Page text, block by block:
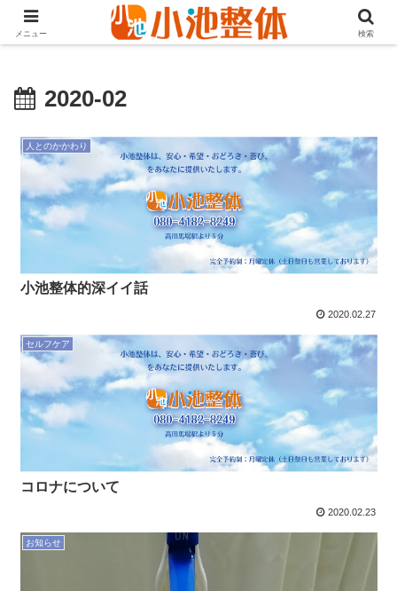
ＪＲ山手線高田馬場駅より徒歩3分・早稲田・新大久保からも至近
2020-02
人とのかかわり
小池整体的深イイ話
2020.02.27
セルフケア
コロナについて
2020.02.23
お知らせ
メニュー 検索